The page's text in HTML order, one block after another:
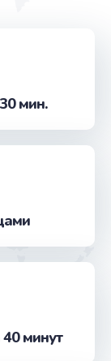
мин.
минут